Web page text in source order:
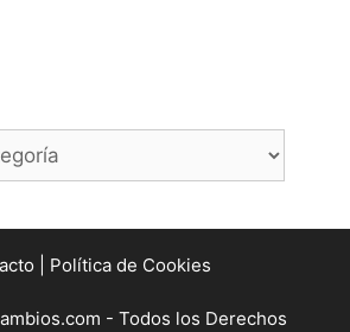
Política de Cookies
- Todos los Derechos